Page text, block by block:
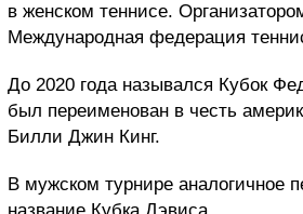
в женском теннисе.
Международная федерация
До 2020 года назывался Кубок
был переименован в честь
Билли Джин Кинг.
В мужском турнире аналогичное